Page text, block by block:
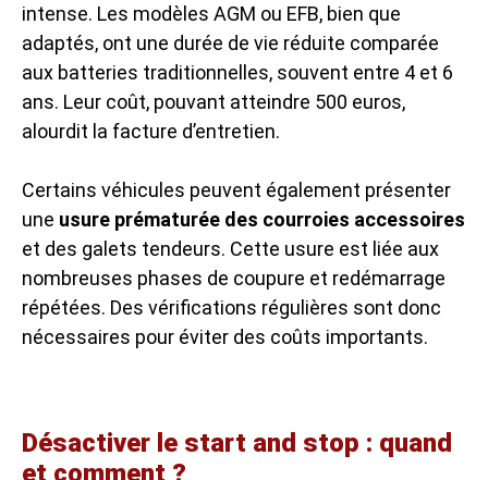
intense. Les modèles AGM ou EFB, bien que
adaptés, ont une durée de vie réduite comparée
aux batteries traditionnelles, souvent entre 4 et 6
ans. Leur coût, pouvant atteindre 500 euros,
alourdit la facture d’entretien.
Certains véhicules peuvent également présenter
une usure prématurée des courroies accessoires
et des galets tendeurs. Cette usure est liée aux
nombreuses phases de coupure et redémarrage
répétées. Des vérifications régulières sont donc
nécessaires pour éviter des coûts importants.
Désactiver le start and stop : quand
et comment ?